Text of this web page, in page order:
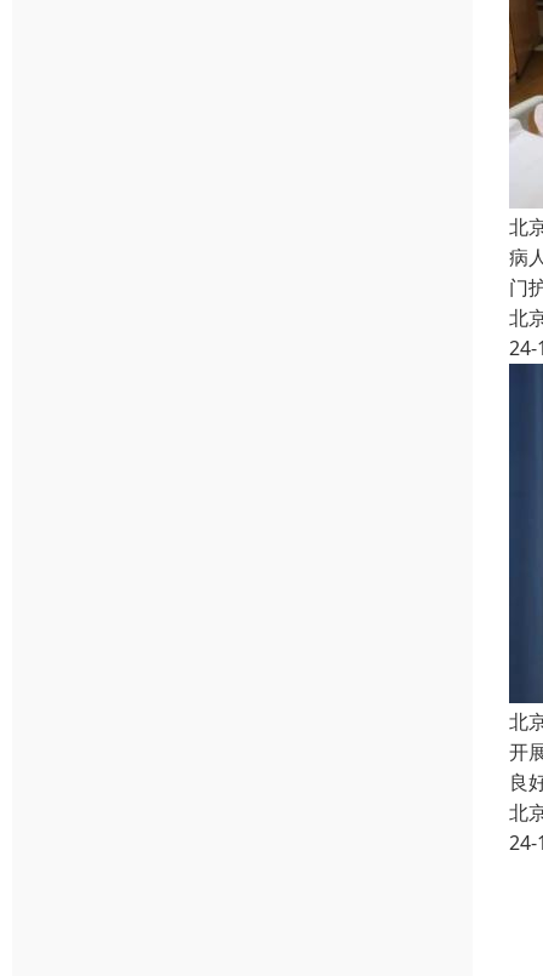
北
病
门
北
24-
北
开
良
北
24-